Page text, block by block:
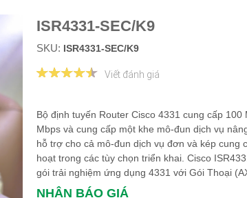
ISR4331-SEC/K9
SKU: ISR4331-SEC/K9
Viết đánh giá
Bộ định tuyến Router Cisco 4331 cung cấp 100
Mbps và cung cấp một khe mô-đun dịch vụ
hỗ trợ cho cả mô-đun dịch vụ đơn và kép cung
hoạt trong các tùy chọn triển khai. Cisco
gói trải nghiệm ứng dụng 4331 với Gói Thoại
NHẬN BÁO GIÁ